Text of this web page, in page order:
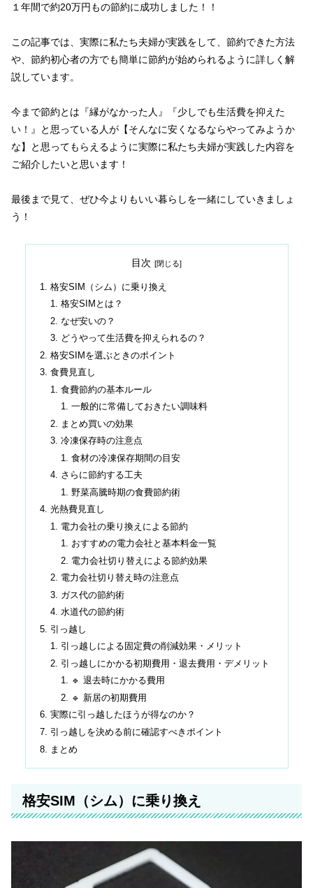
１年間で約20万円もの節約に成功しました！！
この記事では、実際に私たち夫婦が実践をして、節約できた方法
や、節約初心者の方でも簡単に節約が始められるように詳しく解
説しています。
今まで節約とは『縁がなかった人』『少しでも生活費を抑えた
い！』と思っている人が【そんなに安くなるならやってみようか
な】と思ってもらえるように実際に私たち夫婦が実践した内容を
ご紹介したいと思います！
最後まで見て、ぜひ今よりもいい暮らしを一緒にしていきましょ
う！
目次
格安SIM（シム）に乗り換え
格安SIMとは？
なぜ安いの？
どうやって生活費を抑えられるの？
格安SIMを選ぶときのポイント
食費見直し
食費節約の基本ルール
一般的に常備しておきたい調味料
まとめ買いの効果
冷凍保存時の注意点
食材の冷凍保存期間の目安
さらに節約する工夫
野菜高騰時期の食費節約術
光熱費見直し
電力会社の乗り換えによる節約
おすすめの電力会社と基本料金一覧
電力会社切り替えによる節約効果
電力会社切り替え時の注意点
ガス代の節約術
水道代の節約術
引っ越し
引っ越しによる固定費の削減効果・メリット
引っ越しにかかる初期費用・退去費用・デメリット
🔹 退去時にかかる費用
🔹 新居の初期費用
実際に引っ越したほうが得なのか？
引っ越しを決める前に確認すべきポイント
まとめ
格安SIM（シム）に乗り換え